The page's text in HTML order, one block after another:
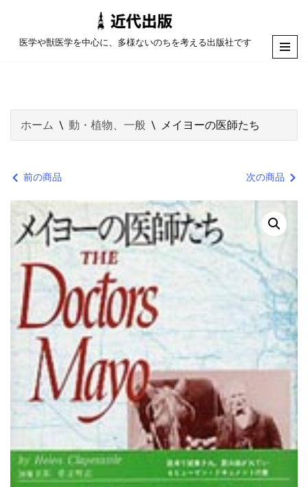
コ
ツ
へ
医学や獣医学を中心に、多様ないのちを考える出版社です
ホーム \ 動・植物、一般 \ メイヨーの医師たち
前の商品 次の商品